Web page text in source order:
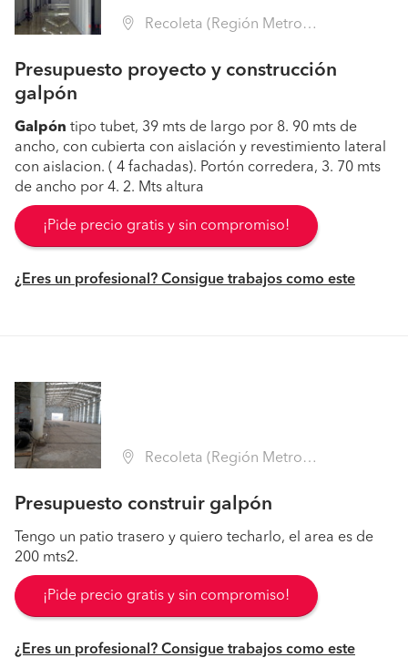
Recoleta (Región Metropolitana - Santiago)
Presupuesto proyecto y construcción
galpón
Galpón tipo tubet, 39 mts de largo por 8. 90 mts de
ancho, con cubierta con aislación y revestimiento lateral
con aislacion. ( 4 fachadas). Portón corredera, 3. 70 mts
de ancho por 4. 2. Mts altura
¡Pide precio gratis y sin compromiso!
¿Eres un profesional? Consigue trabajos como este
Recoleta (Región Metropolitana - Santiago)
Presupuesto construir galpón
Tengo un patio trasero y quiero techarlo, el area es de
200 mts2.
¡Pide precio gratis y sin compromiso!
¿Eres un profesional? Consigue trabajos como este